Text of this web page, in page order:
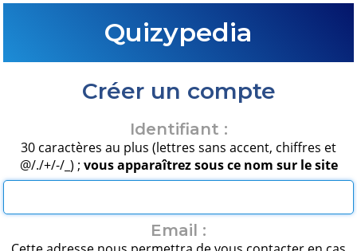
Quizypedia
Créer un compte
Identifiant :
30 caractères au plus (lettres sans accent, chiffres et
@/./+/-/_) ; vous apparaîtrez sous ce nom sur le site
Email :